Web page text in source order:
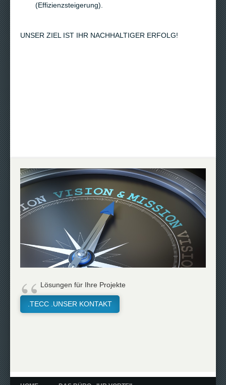
(Effizienzsteigerung).
UNSER ZIEL IST IHR NACHHALTIGER ERFOLG!
Lösungen für Ihre Projekte
.TECC .UNSER KONTAKT